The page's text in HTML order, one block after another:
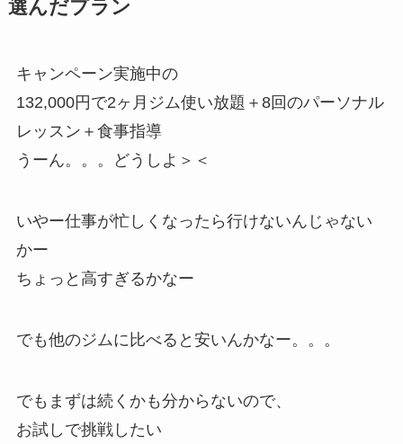
選んだプラン
キャンペーン実施中の
132,000円で2ヶ月ジム使い放題＋8回のパーソナル
レッスン＋食事指導
うーん。。。どうしよ＞＜
いやー仕事が忙しくなったら行けないんじゃない
かー
ちょっと高すぎるかなー
でも他のジムに比べると安いんかなー。。。
でもまずは続くかも分からないので、
お試しで挑戦したい